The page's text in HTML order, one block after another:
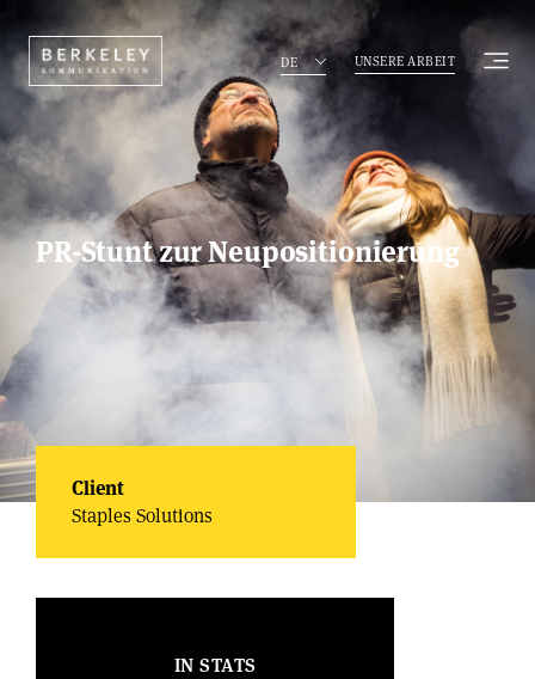
UNSERE ARBEIT
DE
PR-Stunt zur Neupositionierung
Client
Staples Solutions
IN STATS